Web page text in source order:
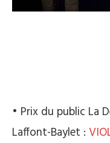
• Prix du public La
Laffont-Baylet :